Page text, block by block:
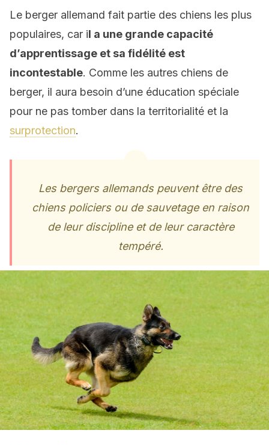
Le berger allemand fait partie des chiens les plus
populaires, car il a une grande capacité
d’apprentissage et sa fidélité est
incontestable. Comme les autres chiens de
berger, il aura besoin d’une éducation spéciale
pour ne pas tomber dans la territorialité et la
surprotection.
Les bergers allemands peuvent être des
chiens policiers ou de sauvetage en raison
de leur discipline et de leur caractère
tempéré.